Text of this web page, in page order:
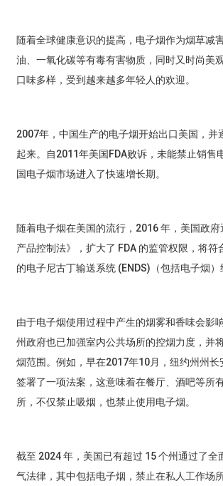
随着全球健康意识的提高，电子烟作为烟草减
油、一氧化碳等有毒有害物质，同时又时尚美
口味多样，受到越来越多年轻人的欢迎。
2007年，中国生产的电子烟开始出口美国，并
起来。自2011年美国FDA败诉，未能禁止销售
国电子烟市场进入了快速增长期。
随着电子烟在美国的流行，2016 年，美国政
产品控制法》，扩大了 FDA 的监管权限，将符
的电子尼古丁输送系统 (ENDS)（包括电子烟​​）
由于电子烟使用过程中产生的烟雾和香味会影
州政府也已加强室内公共场所的控烟力度，并
烟范围。例如，早在2017年10月，纽约州州长
签署了一项法案，这意味着在餐厅、酒吧等所
所，不仅禁止吸烟，也禁止使用电子烟。
截至 2024 年，美国已有超过 15 个州通过了全
气法律，其中包括电子烟​​，禁止在私人工作场